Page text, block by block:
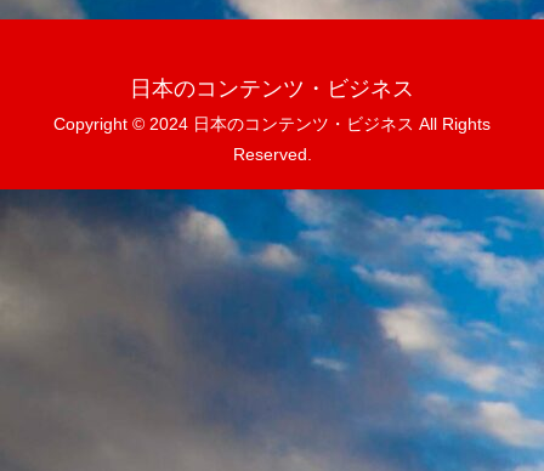
日本のコンテンツ・ビジネス
Copyright © 2024 日本のコンテンツ・ビジネス All Rights
Reserved.